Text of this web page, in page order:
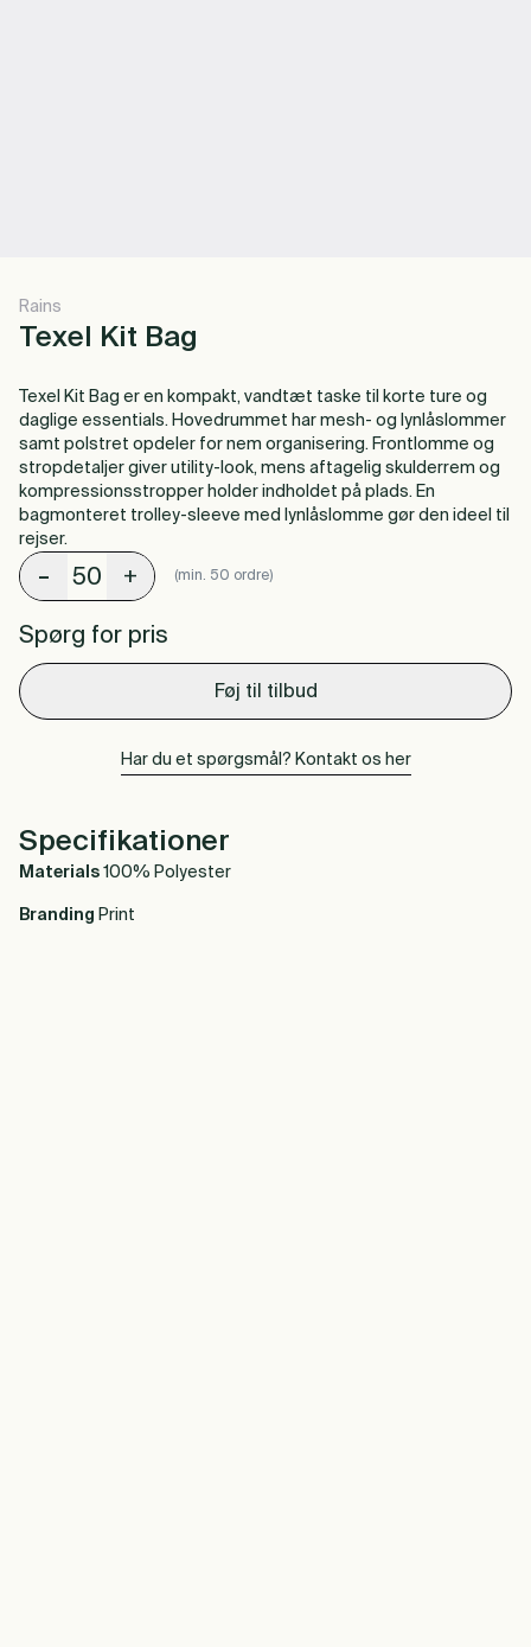
Rains
Texel Kit Bag
Texel Kit Bag er en kompakt, vandtæt taske til korte ture og
daglige essentials. Hovedrummet har mesh- og lynlåslommer
samt polstret opdeler for nem organisering. Frontlomme og
stropdetaljer giver utility-look, mens aftagelig skulderrem og
kompressionsstropper holder indholdet på plads. En
bagmonteret trolley-sleeve med lynlåslomme gør den ideel til
rejser.
- + (min. 50 ordre)
Spørg for pris
Føj til tilbud
Har du et spørgsmål? Kontakt os her
Specifikationer
Materials 100% Polyester
Branding Print